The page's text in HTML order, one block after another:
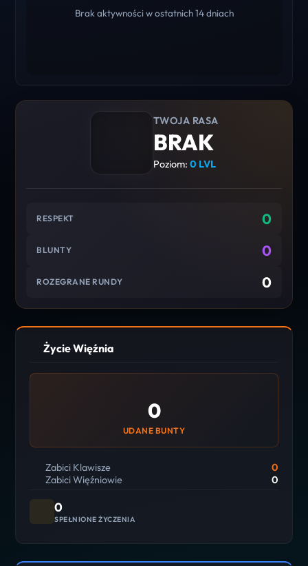
Brak aktywności w ostatnich 14 dniach
TWOJA RASA
BRAK
Poziom: 0 LVL
RESPEKT 0
BLUNTY 0
ROZEGRANE RUNDY 0
Życie Więźnia
0
UDANE BUNTY
Zabici Klawisze
0
Zabici Więźniowie
0
0
SPEŁNIONE ŻYCZENIA